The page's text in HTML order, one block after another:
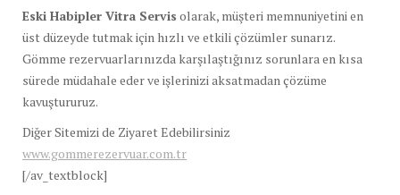
Eski Habipler Vitra Servis olarak, müşteri memnuniyetini en
üst düzeyde tutmak için hızlı ve etkili çözümler sunarız.
Gömme rezervuarlarınızda karşılaştığınız sorunlara en kısa
sürede müdahale eder ve işlerinizi aksatmadan çözüme
kavuştururuz.
Diğer Sitemizi de Ziyaret Edebilirsiniz
www.gommerezervuar.com.tr
[/av_textblock]